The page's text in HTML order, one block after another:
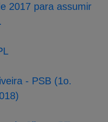
2017 para assumir
- PSB (1o.